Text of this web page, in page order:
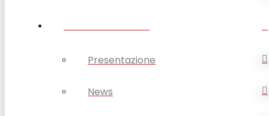
Presentazione
News